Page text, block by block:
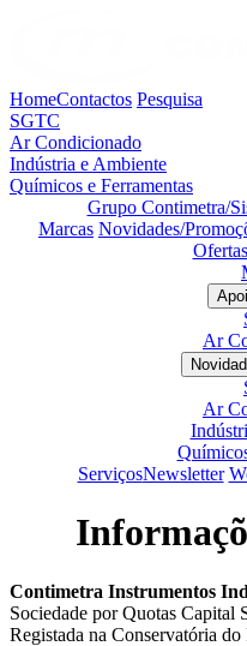
HomeContactos Pesquisa
SGTC
Ar Condicionado
Indústria e Ambiente
Químicos e Ferramentas
Grupo Contimetra/
Marcas Novidades/
Ar
Ar
ServiçosNewsletter
Contimetra Instrumentos
Sociedade por Quotas Capital
Registada na Conservatória